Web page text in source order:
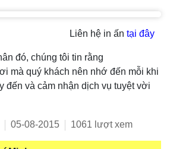
in ấn tại đây
đó, chúng tôi tin rằng
mà quý khách nên nhớ đến mỗi khi
đến và cảm nhận dịch vụ tuyệt vời
05-08-2015 1061 lượt xem